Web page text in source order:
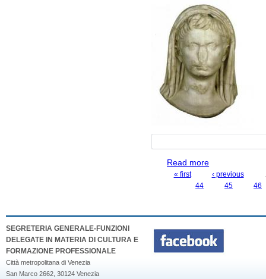
Read more
gratuite) Aprile
« first ‹ previous
44
45 46
SEGRETERIA GENERALE-FUNZIONI
DELEGATE IN MATERIA DI CULTURA E
FORMAZIONE PROFESSIONALE
Città metropolitana di Venezia
San Marco 2662, 30124 Venezia